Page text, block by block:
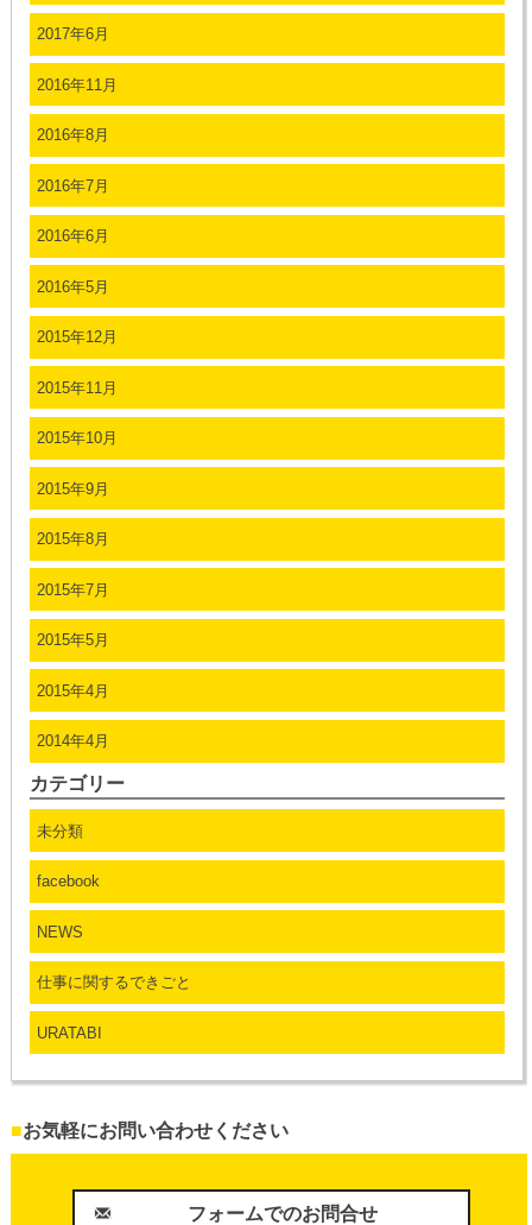
2017年6月
2016年11月
2016年8月
2016年7月
2016年6月
2016年5月
2015年12月
2015年11月
2015年10月
2015年9月
2015年8月
2015年7月
2015年5月
2015年4月
2014年4月
カテゴリー
未分類
facebook
NEWS
仕事に関するできごと
URATABI
■お気軽にお問い合わせください
フォームでのお問合せ